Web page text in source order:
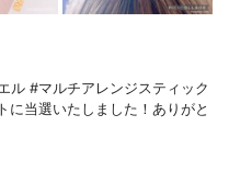
ル #マルチアレンジスティック
に当選いたしました！ありがと